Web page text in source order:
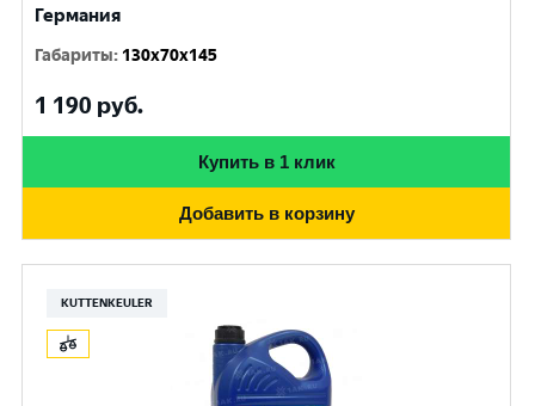
Германия
Габариты: 130x70x145
1 190 руб.
Купить в 1 клик
Добавить в корзину
KUTTENKEULER